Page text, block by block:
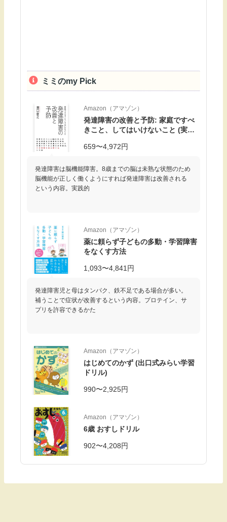
ミミのmy Pick
Amazon（アマゾン）
発達障害の改善と予防: 家庭ですべ
きこと、してはいけないこと (実用
659〜4,972円
発達障害は脳機能障害。8歳までの脳は未熟な状態のため
脳機能が正しく働くようにすれば発達障害は改善される
という内容。実践的
Amazon（アマゾン）
薬に頼らず子どもの多動・学習障害
をなくす方法
1,093〜4,841円
発達障害児と母はタンパク、鉄不足である場合が多い。
補うことで症状が改善するという内容。プロテイン、サ
プリを許容できるかた
Amazon（アマゾン）
はじめてのかず (出口式みらい学習
ドリル)
990〜2,925円
Amazon（アマゾン）
6歳 おすしドリル
902〜4,208円